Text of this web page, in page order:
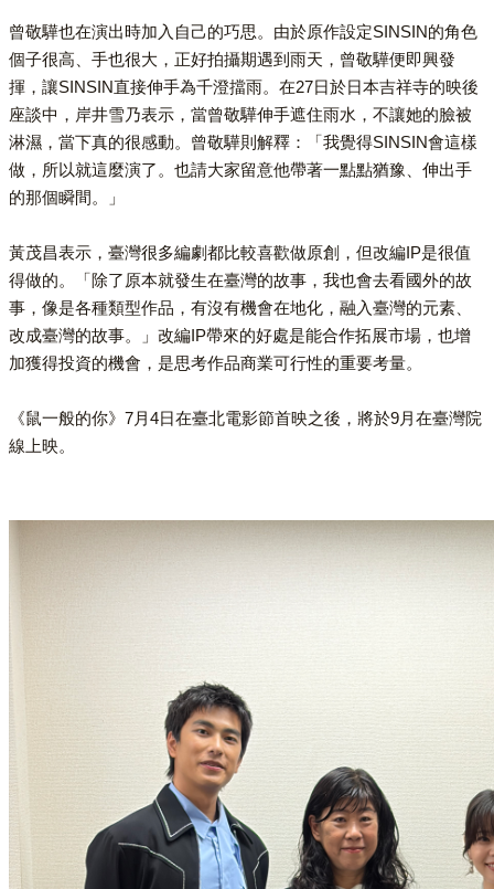
曾敬驊也在演出時加入自己的巧思。由於原作設定SINSIN的角色
個子很高、手也很大，正好拍攝期遇到雨天，曾敬驊便即興發
揮，讓SINSIN直接伸手為千澄擋雨。在27日於日本吉祥寺的映後
座談中，岸井雪乃表示，當曾敬驊伸手遮住雨水，不讓她的臉被
淋濕，當下真的很感動。曾敬驊則解釋：「我覺得SINSIN會這樣
做，所以就這麼演了。也請大家留意他帶著一點點猶豫、伸出手
的那個瞬間。」
黃茂昌表示，臺灣很多編劇都比較喜歡做原創，但改編IP是很值
得做的。「除了原本就發生在臺灣的故事，我也會去看國外的故
事，像是各種類型作品，有沒有機會在地化，融入臺灣的元素、
改成臺灣的故事。」改編IP帶來的好處是能合作拓展市場，也增
加獲得投資的機會，是思考作品商業可行性的重要考量。
《鼠一般的你》7月4日在臺北電影節首映之後，將於9月在臺灣院
線上映。